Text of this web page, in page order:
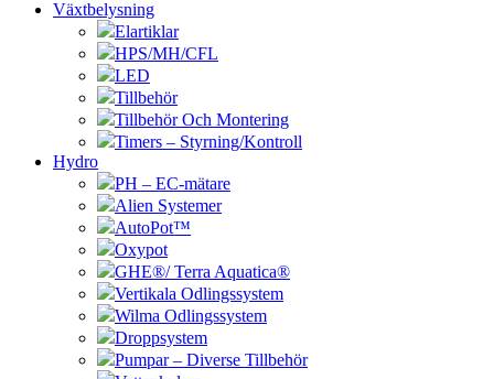
Växtbelysning
Elartiklar
HPS/MH/CFL
LED
Tillbehör
Tillbehör Och Montering
Timers – Styrning/Kontroll
Hydro
PH – EC-mätare
Alien Systemer
AutoPot™
Oxypot
GHE®/ Terra Aquatica®
Vertikala Odlingssystem
Wilma Odlingssystem
Droppsystem
Pumpar – Diverse Tillbehör